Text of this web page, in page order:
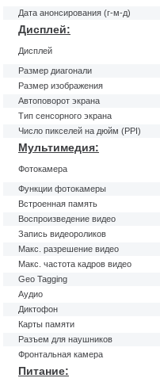
Дата анонсирования (г-м-д)
Дисплей:
Дисплей
Размер диагонали
Размер изображения
Автоповорот экрана
Тип сенсорного экрана
Число пикселей на дюйм (PPI)
Мультимедия:
Фотокамера
Функции фотокамеры
Встроенная память
Воспроизведение видео
Запись видеороликов
Макс. разрешение видео
Макс. частота кадров видео
Geo Tagging
Аудио
Диктофон
Карты памяти
Разъем для наушников
Фронтальная камера
Питание: